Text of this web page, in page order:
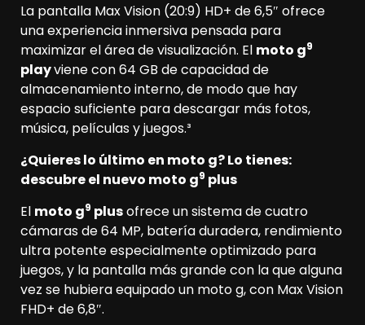
La pantalla Max Vision (20:9) HD+ de 6,5″ ofrece
una experiencia inmersiva pensada para
maximizar el área de visualización. El moto g9
playviene con 64 GB de capacidad de
almacenamiento interno, de modo que hay
espacio suficiente para descargar más fotos,
música, películas y juegos.³
¿Quieres lo último en moto g? Lo tienes:
descubre el nuevo moto g9 plus
El moto g9 plusofrece un sistema de cuatro
cámaras de 64 MP, batería duradera, rendimiento
ultra potente especialmente optimizado para
juegos, y la pantalla más grande con la que alguna
vez se hubiera equipado un moto g, con Max Vision
FHD+ de 6,8″.